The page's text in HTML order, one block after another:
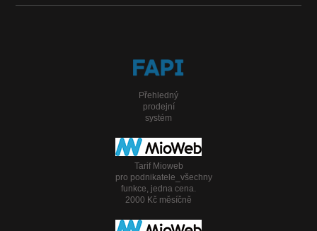
Přehledný
prodejní
systém
Tarif Mioweb
pro podnikatele_všechny
funkce, jedna cena.
2000 Kč měsíčně